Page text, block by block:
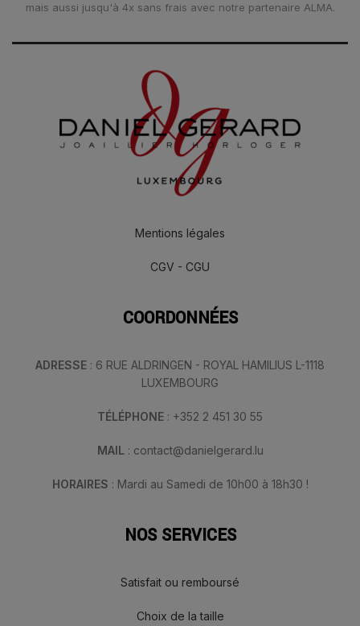
mais aussi jusqu'à 4x sans frais avec notre partenaire ALMA.
Mentions légales
CGV - CGU
COORDONNÉES
ADRESSE : 6 RUE ALDRINGEN - ROYAL HAMILIUS L-1118
LUXEMBOURG
TÉLÉPHONE : +352 2 451 30 55
MAIL : contact@danielgerard.lu
HORAIRES : Mardi au Samedi de 10h00 à 18h30 !
NOS SERVICES
Satisfait ou remboursé
Choix de la taille